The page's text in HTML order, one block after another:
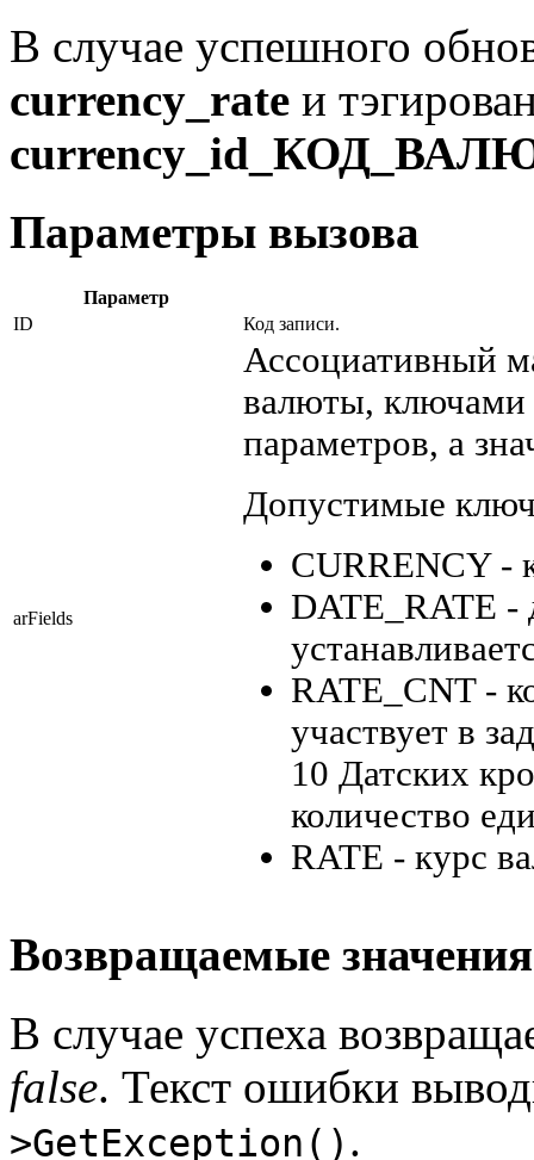
В случае успешного
currency_rate и
Параметры вызова
Параметр
ID
Код записи.
arFields
Ассоциативный
валюты, ключами
параметров, а
Допустимые
CURRENCY -
DATE_RATE
RATE_CNT -
участвует в
10 Датских
количество
RATE - курс
Возвращаемые значения
В случае успеха
false. Текст ошибки
>GetException() .